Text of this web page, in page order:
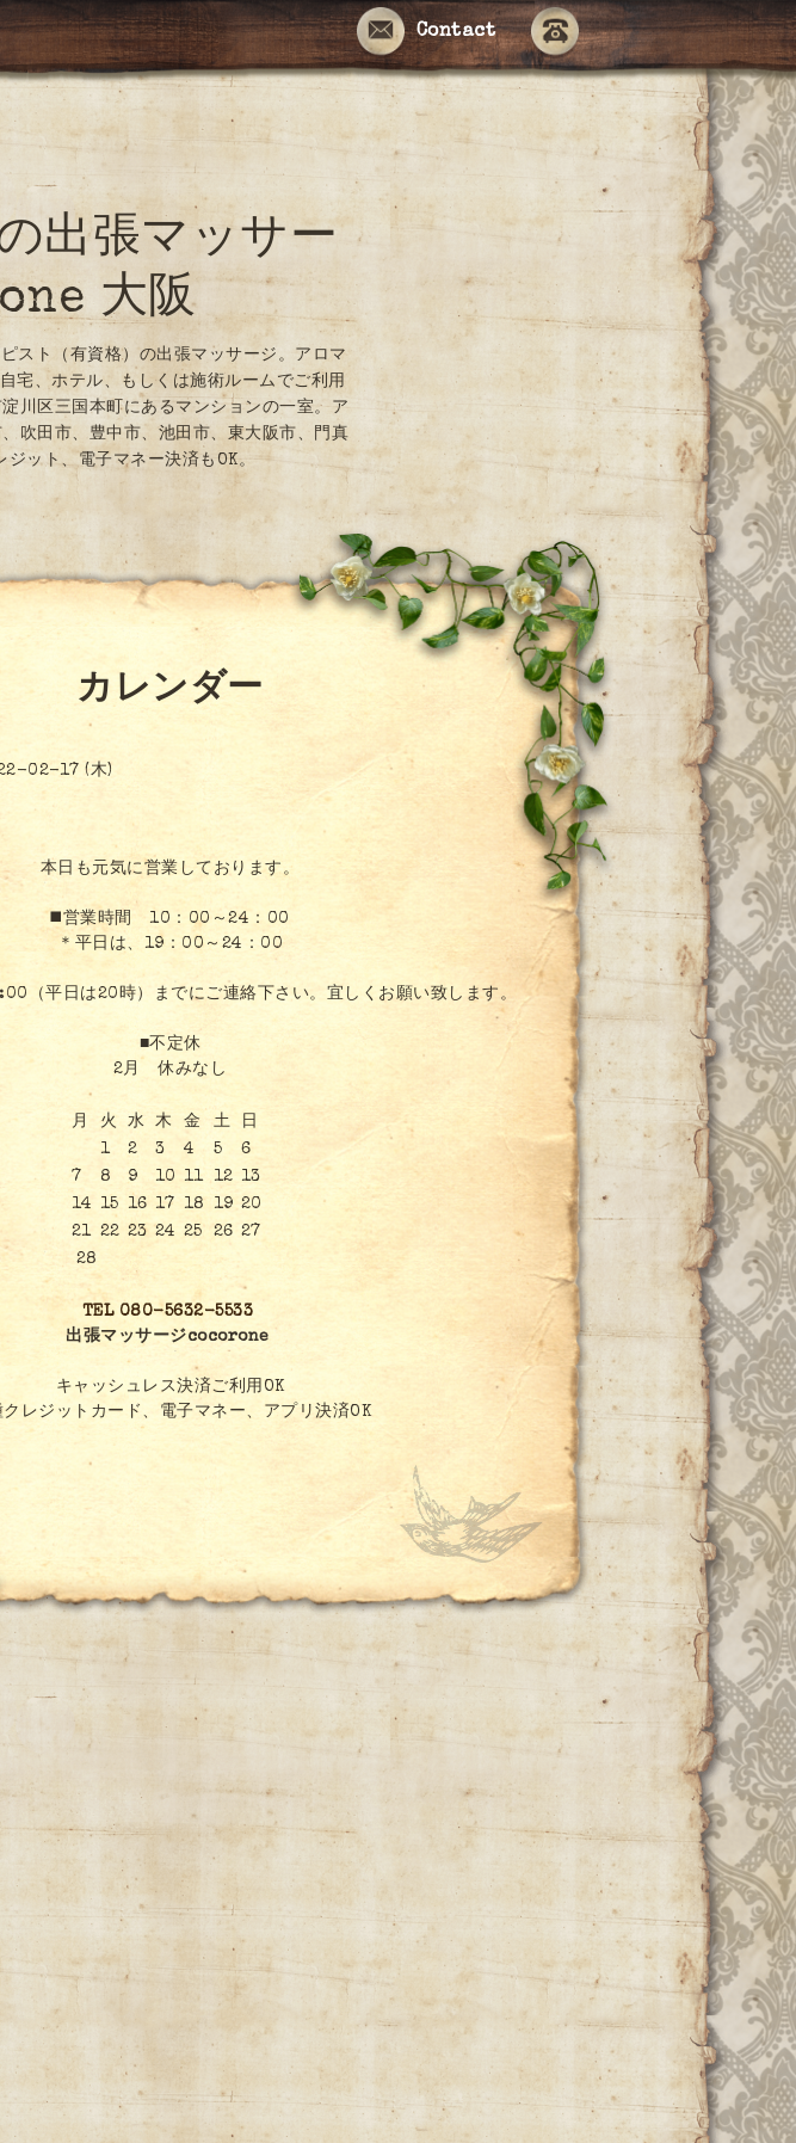
Contact
出張マッサー
大阪
スト（有資格）の出張マッサージ。アロマ
宅、ホテル、もしくは施術ルームでご利用
川区三国本町にあるマンションの一室。ア
吹田市、豊中市、池田市、東大阪市、門真
ジット、電子マネー決済もOK。
カレンダー
02-17 (木)
本日も元気に営業しております。
◼️営業時間 10：00～24：00
＊平日は、19：00～24：00
（平日は20時）までにご連絡下さい。宜しくお願い致します。
■不定休
2月 休みなし
月 火 水 木 金 土
日
1
2 3 4 5
6
7
8 9 10 11 12 13
14
15 16 17 18 19 20
21 22 23 24 25 26 27
28
TEL 080-5632-5533
出張マッサージcocorone
キャッシュレス決済ご利用OK
クレジットカード、電子マネー、アプリ決済OK